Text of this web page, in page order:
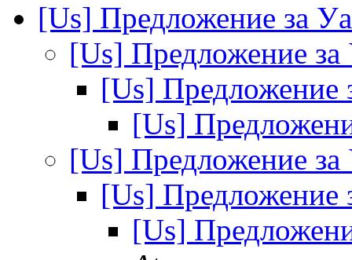
[Us] Предложение за
[Us] Предложение
[Us]
[Us]
[Us] Предложение
[Us]
[Us]